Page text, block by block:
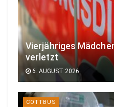
Vierjähriges
verletzt
6. AUGUST 2026
COTTBUS